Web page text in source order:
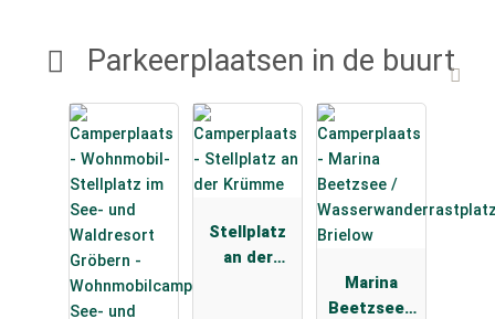
Parkeerplaatsen in de buurt
Stellplatz
an der
Marina
Beetzsee /